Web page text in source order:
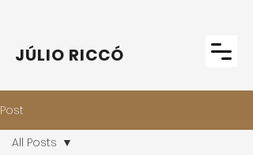
JÚLIO RICCÓ
Post
All Posts